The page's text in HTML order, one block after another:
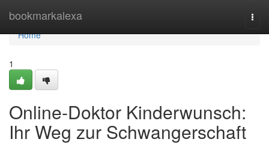
bookmarkalexa
Home
Home
1
Online-Doktor Kinderwunsch:
Ihr Weg zur Schwangerschaft